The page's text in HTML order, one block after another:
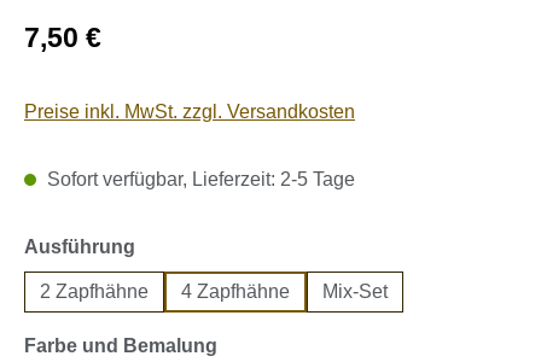
Regulärer Preis:
7,50 €
Preise inkl. MwSt. zzgl. Versandkosten
Sofort verfügbar, Lieferzeit: 2-5 Tage
Ausführung
2 Zapfhähne 4 Zapfhähne Mix-Set
Farbe und Bemalung